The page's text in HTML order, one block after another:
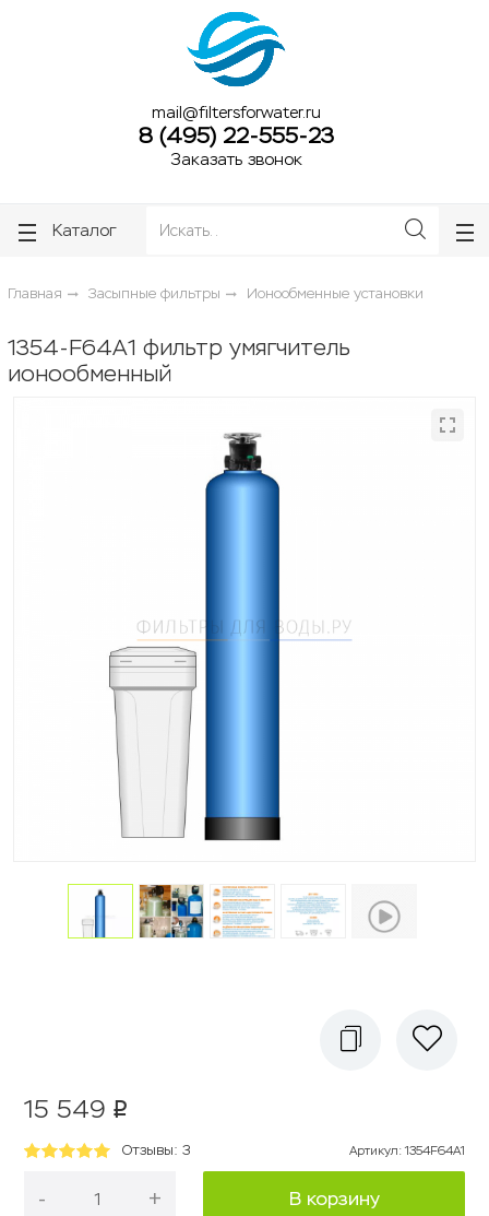
mail@filtersforwater.ru
8 (495) 22-555-23
Заказать звонок
Каталог
Главная Засыпные фильтры Ионообменные установки
1354-F64A1 фильтр умягчитель
ионообменный
15 549 p
Отзывы: 3 Артикул:1354F64A1
- + В корзину